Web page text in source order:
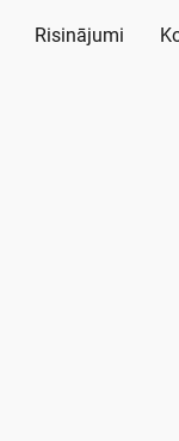
Risinājumi